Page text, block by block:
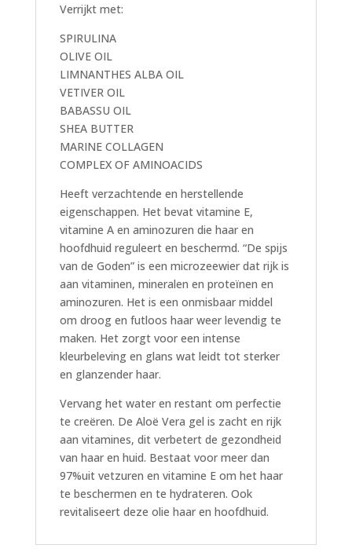
Verrijkt met:
SPIRULINA
OLIVE OIL
LIMNANTHES ALBA OIL
VETIVER OIL
BABASSU OIL
SHEA BUTTER
MARINE COLLAGEN
COMPLEX OF AMINOACIDS
Heeft verzachtende en herstellende
eigenschappen. Het bevat vitamine E,
vitamine A en aminozuren die haar en
hoofdhuid reguleert en beschermd. “De spijs
van de Goden” is een microzeewier dat rijk is
aan vitaminen, mineralen en proteïnen en
aminozuren. Het is een onmisbaar middel
om droog en futloos haar weer levendig te
maken. Het zorgt voor een intense
kleurbeleving en glans wat leidt tot sterker
en glanzender haar.
Vervang het water en restant om perfectie
te creëren. De Aloë Vera gel is zacht en rijk
aan vitamines, dit verbetert de gezondheid
van haar en huid. Bestaat voor meer dan
97%uit vetzuren en vitamine E om het haar
te beschermen en te hydrateren. Ook
revitaliseert deze olie haar en hoofdhuid.